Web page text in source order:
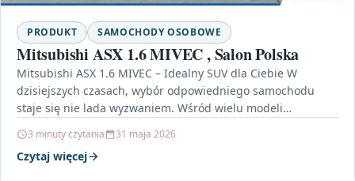
PRODUKT SAMOCHODY OSOBOWE
Mitsubishi ASX 1.6 MIVEC , Salon Polska
Mitsubishi ASX 1.6 MIVEC – Idealny SUV dla Ciebie W
dzisiejszych czasach, wybór odpowiedniego samochodu
staje się nie lada wyzwaniem. Wśród wielu modeli
3 minuty czytania 31 maja 2026
Czytaj więcej